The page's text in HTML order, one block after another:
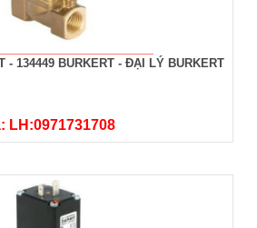
- 134449 BURKERT - ĐẠI LÝ BURKERT
LH:0971731708